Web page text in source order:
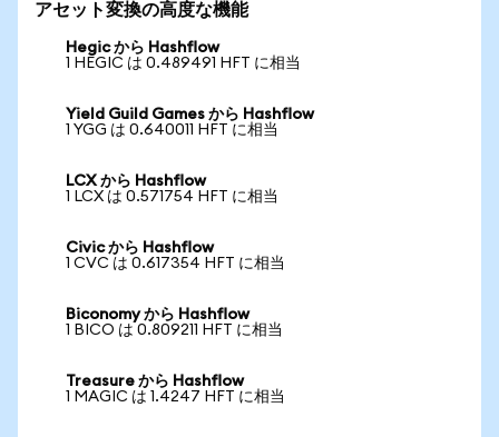
アセット変換の高度な機能
Hegic から Hashflow
1 HEGIC は 0.489491 HFT に相当
Yield Guild Games から Hashflow
1 YGG は 0.640011 HFT に相当
LCX から Hashflow
1 LCX は 0.571754 HFT に相当
Civic から Hashflow
1 CVC は 0.617354 HFT に相当
Biconomy から Hashflow
1 BICO は 0.809211 HFT に相当
Treasure から Hashflow
1 MAGIC は 1.4247 HFT に相当